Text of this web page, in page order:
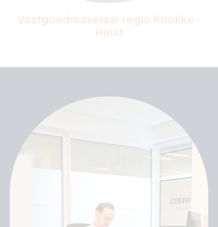
Vastgoedmakelaar regio Knokke-
Heist